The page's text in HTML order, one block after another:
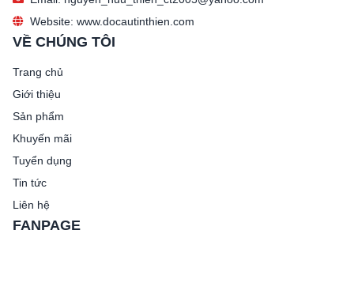
Website: www.docautinthien.com
VỀ CHÚNG TÔI
Trang chủ
Giới thiệu
Sản phẩm
Khuyến mãi
Tuyển dụng
Tin tức
Liên hệ
FANPAGE